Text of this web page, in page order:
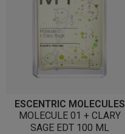
ESCENTRIC MOLECULES
MOLECULE 01 + CLARY
SAGE EDT 100 ML